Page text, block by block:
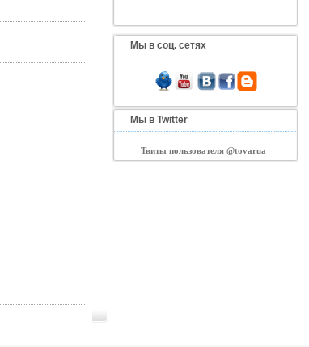
Мы в соц. сетях
Мы в Twitter
Твиты пользователя @tovarua